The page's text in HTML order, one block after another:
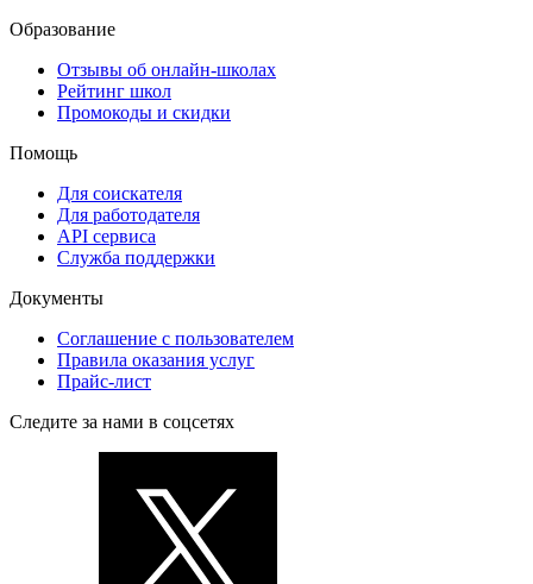
Образование
Отзывы об онлайн-школах
Рейтинг школ
Промокоды и скидки
Помощь
Для соискателя
Для работодателя
API сервиса
Служба поддержки
Документы
Соглашение с пользователем
Правила оказания услуг
Прайс-лист
Следите за нами в соцсетях